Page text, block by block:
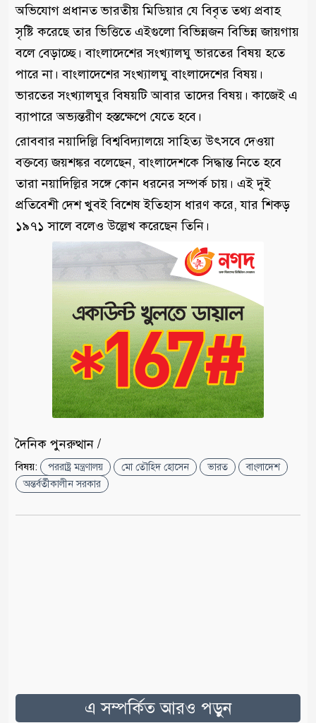
অভিযোগ প্রধানত ভারতীয় মিডিয়ার যে বিবৃত তথ্য প্রবাহ
সৃষ্টি করেছে তার ভিত্তিতে এইগুলো বিভিন্নজন বিভিন্ন জায়গায়
বলে বেড়াচ্ছে। বাংলাদেশের সংখ্যালঘু ভারতের বিষয় হতে
পারে না। বাংলাদেশের সংখ্যালঘু বাংলাদেশের বিষয়।
ভারতের সংখ্যালঘুর বিষয়টি আবার তাদের বিষয়। কাজেই এ
ব্যাপারে অভ্যন্তরীণ হস্তক্ষেপে যেতে হবে।
রোববার নয়াদিল্লি বিশ্ববিদ্যালয়ে সাহিত্য উৎসবে দেওয়া
বক্তব্যে জয়শঙ্কর বলেছেন, বাংলাদেশকে সিদ্ধান্ত নিতে হবে
তারা নয়াদিল্লির সঙ্গে কোন ধরনের সম্পর্ক চায়। এই দুই
প্রতিবেশী দেশ খুবই বিশেষ ইতিহাস ধারণ করে, যার শিকড়
১৯৭১ সালে বলেও উল্লেখ করেছেন তিনি।
দৈনিক পুনরুত্থান /
বিষয়: পররাষ্ট্র মন্ত্রণালয় মো তৌহিদ হোসেন ভারত
বাংলাদেশ
অন্তর্বর্তীকালীন সরকার
এ সম্পর্কিত আরও পড়ুন